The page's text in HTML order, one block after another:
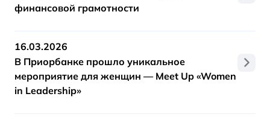
финансовой грамотности
16.03.2026
В Приорбанке прошло уникальное
мероприятие для женщин — Meet Up «Women
in Leadership»